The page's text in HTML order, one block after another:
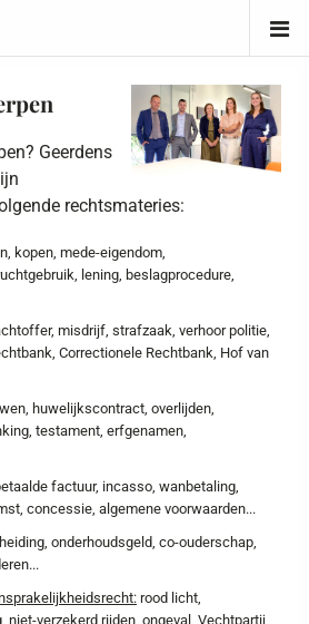
Geerdens
rechtsmateries:
kopen, mede-eigendom,
lening, beslagprocedure,
misdrijf, strafzaak, verhoor politie,
Correctionele Rechtbank, Hof van
huwelijkscontract, overlijden,
testament, erfgenamen,
factuur, incasso, wanbetaling,
concessie, algemene voorwaarden...
onderhoudsgeld, co-ouderschap,
rood licht,
niet-verzekerd rijden, ongeval, Vechtpartij,